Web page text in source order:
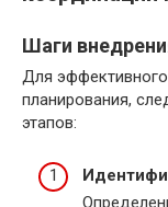
Шаги
Для
планирования,
этапов: